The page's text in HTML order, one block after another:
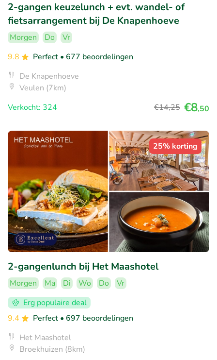
2-gangen keuzelunch + evt. wandel- of
fietsarrangement bij De Knapenhoeve
Morgen Do
Vr
9.8
Perfect • 677 beoordelingen
De Knapenhoeve
Veulen (7km)
Verkocht: 324
€14,25 €8,50
25% korting
2-gangenlunch bij Het Maashotel
Morgen Ma Di Wo Do
Vr
Erg populaire deal
9.4
Perfect • 697 beoordelingen
Het Maashotel
Broekhuizen (8km)